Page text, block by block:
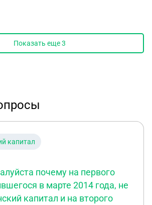
Показать еще3
капитал
почему на первого
в марте 2014 года, не
капитал и на второго